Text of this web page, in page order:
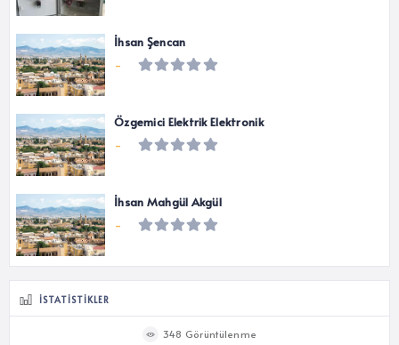
İhsan Şencan
-
Özgemici Elektrik Elektronik
-
İhsan Mahgül Akgül
-
İSTATISTIKLER
348 Görüntülenme